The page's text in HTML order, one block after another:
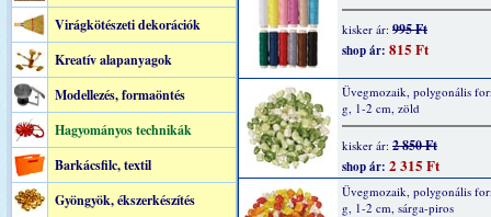
Virágkötészeti dekorációk
Kreatív alapanyagok
Modellezés, formaöntés
Hagyományos technikák
Barkácsfilc, textil
Gyöngyök, ékszerkészítés
kisker ár: 995 Ft
shop ár: 815 Ft
Üvegmozaik, polygonális
g, 1-2 cm, zöld
kisker ár: 2 850 Ft
shop ár: 2 315 Ft
Üvegmozaik, polygonális
g, 1-2 cm, sárga-piros